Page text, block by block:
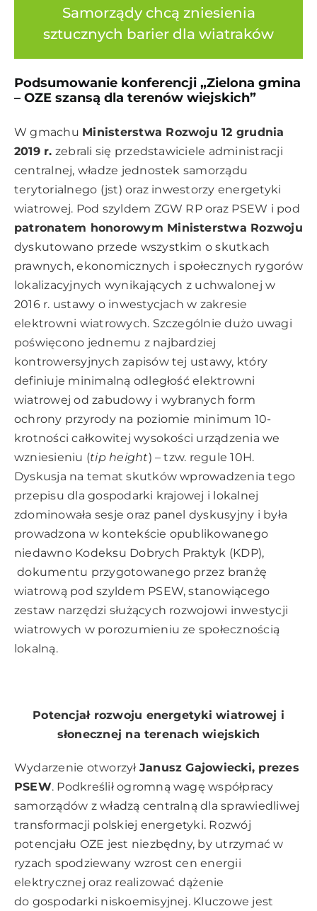
Samorządy chcą zniesienia
sztucznych barier dla wiatraków
Podsumowanie konferencji „Zielona gmina
– OZE szansą dla terenów wiejskich”
W gmachu Ministerstwa Rozwoju 12 grudnia
2019 r. zebrali się przedstawiciele administracji
centralnej, władze jednostek samorządu
terytorialnego (jst) oraz inwestorzy energetyki
wiatrowej. Pod szyldem ZGW RP oraz PSEW i pod
patronatem honorowym Ministerstwa Rozwoju
dyskutowano przede wszystkim o skutkach
prawnych, ekonomicznych i społecznych rygorów
lokalizacyjnych wynikających z uchwalonej w
2016 r. ustawy o inwestycjach w zakresie
elektrowni wiatrowych. Szczególnie dużo uwagi
poświęcono jednemu z najbardziej
kontrowersyjnych zapisów tej ustawy, który
definiuje minimalną odległość elektrowni
wiatrowej od zabudowy i wybranych form
ochrony przyrody na poziomie minimum 10-
krotności całkowitej wysokości urządzenia we
wzniesieniu (tip height) – tzw. regule 10H.
Dyskusja na temat skutków wprowadzenia tego
przepisu dla gospodarki krajowej i lokalnej
zdominowała sesje oraz panel dyskusyjny i była
prowadzona w kontekście opublikowanego
niedawno Kodeksu Dobrych Praktyk (KDP),
dokumentu przygotowanego przez branżę
wiatrową pod szyldem PSEW, stanowiącego
zestaw narzędzi służących rozwojowi inwestycji
wiatrowych w porozumieniu ze społecznością
lokalną.
Potencjał rozwoju energetyki wiatrowej i
słonecznej na terenach wiejskich
Wydarzenie otworzył Janusz Gajowiecki, prezes
PSEW. Podkreślił ogromną wagę współpracy
samorządów z władzą centralną dla sprawiedliwej
transformacji polskiej energetyki. Rozwój
potencjału OZE jest niezbędny, by utrzymać w
ryzach spodziewany wzrost cen energii
elektrycznej oraz realizować dążenie
do gospodarki niskoemisyjnej. Kluczowe jest